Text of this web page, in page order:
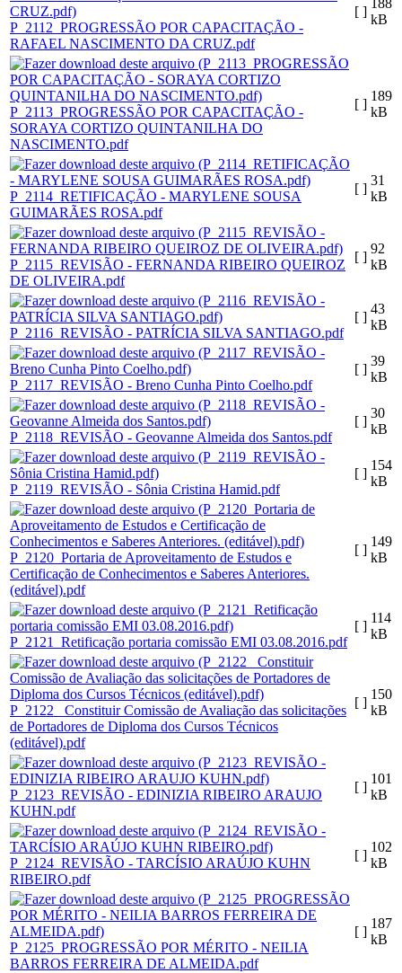
P_2112_PROGRESSÃO POR CAPACITAÇÃO -
RAFAEL NASCIMENTO DA CRUZ.pdf
[ ]
188
kB
P_2113_PROGRESSÃO POR CAPACITAÇÃO -
SORAYA CORTIZO QUINTANILHA DO
NASCIMENTO.pdf
[ ]
189
kB
P_2114_RETIFICAÇÃO - MARYLENE SOUSA
GUIMARÃES ROSA.pdf
[ ]
31
kB
P_2115_REVISÃO - FERNANDA RIBEIRO QUEIROZ
DE OLIVEIRA.pdf
[ ]
92
kB
P_2116_REVISÃO - PATRÍCIA SILVA SANTIAGO.pdf
[ ]
43
kB
P_2117_REVISÃO - Breno Cunha Pinto Coelho.pdf
[ ]
39
kB
P_2118_REVISÃO - Geovanne Almeida dos Santos.pdf
[ ]
30
kB
P_2119_REVISÃO - Sônia Cristina Hamid.pdf
[ ]
154
kB
P_2120_Portaria de Aproveitamento de Estudos e
Certificação de Conhecimentos e Saberes Anteriores.
(editável).pdf
[ ]
149
kB
P_2121_Retificação portaria comissão EMI 03.08.2016.pdf
[ ]
114
kB
P_2122_ Constituir Comissão de Avaliação das solicitações
de Portadores de Diploma dos Cursos Técnicos
(editável).pdf
[ ]
150
kB
P_2123_REVISÃO - EDINIZIA RIBEIRO ARAUJO
KUHN.pdf
[ ]
101
kB
P_2124_REVISÃO - TARCÍSIO ARAÚJO KUHN
RIBEIRO.pdf
[ ]
102
kB
P_2125_PROGRESSÃO POR MÉRITO - NEILIA
BARROS FERREIRA DE ALMEIDA.pdf
[ ]
187
kB